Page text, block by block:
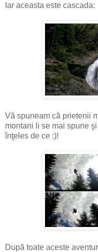
Iar aceasta este cascada:
Vă spuneam că prietenii
montani li se mai spune
înţeles de ce :)!
După toate aceste